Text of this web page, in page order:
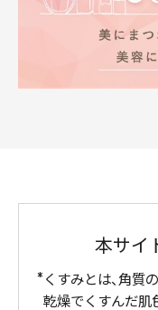
本サイ
くすみとは、角質
乾燥でくすんだ肌